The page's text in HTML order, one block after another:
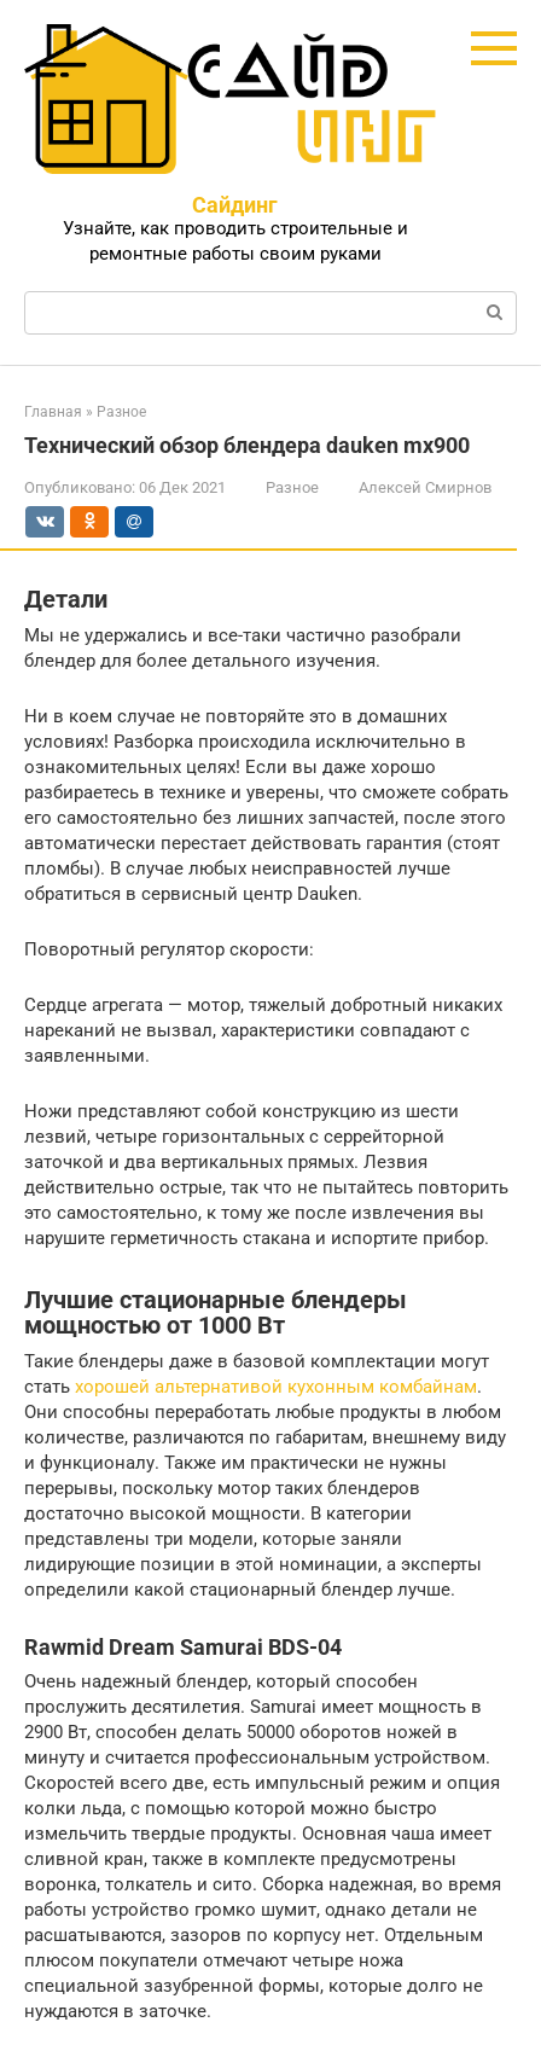
контенту
Сайдинг
Узнайте, как проводить строительные и
ремонтные работы своим руками
Поиск:
Главная » Разное
Технический обзор блендера dauken mx900
Опубликовано: 06 Дек 2021 Разное Алексей Смирнов
Детали
Мы не удержались и все-таки частично разобрали
блендер для более детального изучения.
Ни в коем случае не повторяйте это в домашних
условиях! Разборка происходила исключительно в
ознакомительных целях! Если вы даже хорошо
разбираетесь в технике и уверены, что сможете собрать
его самостоятельно без лишних запчастей, после этого
автоматически перестает действовать гарантия (стоят
пломбы). В случае любых неисправностей лучше
обратиться в сервисный центр Dauken.
Поворотный регулятор скорости:
Сердце агрегата — мотор, тяжелый добротный никаких
нареканий не вызвал, характеристики совпадают с
заявленными.
Ножи представляют собой конструкцию из шести
лезвий, четыре горизонтальных с серрейторной
заточкой и два вертикальных прямых. Лезвия
действительно острые, так что не пытайтесь повторить
это самостоятельно, к тому же после извлечения вы
нарушите герметичность стакана и испортите прибор.
Лучшие стационарные блендеры
мощностью от 1000 Вт
Такие блендеры даже в базовой комплектации могут
стать хорошей альтернативой кухонным комбайнам.
Они способны переработать любые продукты в любом
количестве, различаются по габаритам, внешнему виду
и функционалу. Также им практически не нужны
перерывы, поскольку мотор таких блендеров
достаточно высокой мощности. В категории
представлены три модели, которые заняли
лидирующие позиции в этой номинации, а эксперты
определили какой стационарный блендер лучше.
Rawmid Dream Samurai BDS-04
Очень надежный блендер, который способен
прослужить десятилетия. Samurai имеет мощность в
2900 Вт, способен делать 50000 оборотов ножей в
минуту и считается профессиональным устройством.
Скоростей всего две, есть импульсный режим и опция
колки льда, с помощью которой можно быстро
измельчить твердые продукты. Основная чаша имеет
сливной кран, также в комплекте предусмотрены
воронка, толкатель и сито. Сборка надежная, во время
работы устройство громко шумит, однако детали не
расшатываются, зазоров по корпусу нет. Отдельным
плюсом покупатели отмечают четыре ножа
специальной зазубренной формы, которые долго не
нуждаются в заточке.